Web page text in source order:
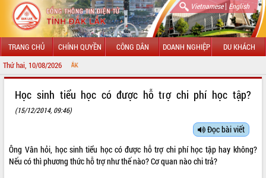
Vietnamese| English
TRANG CHỦ CHÍNH QUYỀN CÔNG DÂN DOANH NGHIỆP DU KHÁCH
Thứ hai, 10/08/2026
LÃNH ĐẠO UBND TỈNH
SỞ, BAN, NGÀNH
Học sinh tiểu học có được hỗ trợ chi phí học tập?
(15/12/2014, 09:46)
Đọc bài viết
Ông Vân hỏi, học sinh tiểu học có được hỗ trợ chi phí học tập hay không?
Nếu có thì phương thức hỗ trợ như thế nào? Cơ quan nào chi trả?